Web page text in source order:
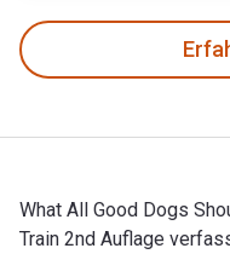
What All Good Dogs
Train 2nd Auflage